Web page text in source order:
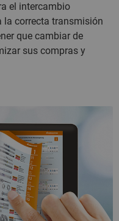
el intercambio
la correcta transmisión
que cambiar de
sus compras y